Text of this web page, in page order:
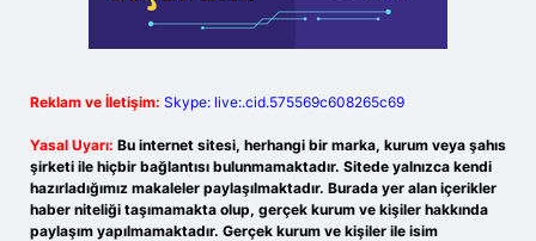
Reklam ve İletişim: Skype: live:.cid.575569c608265c69
Yasal Uyarı: Bu internet sitesi, herhangi bir marka, kurum veya şahıs
şirketi ile hiçbir bağlantısı bulunmamaktadır. Sitede yalnızca kendi
hazırladığımız makaleler paylaşılmaktadır. Burada yer alan içerikler
haber niteliği taşımamakta olup, gerçek kurum ve kişiler hakkında
paylaşım yapılmamaktadır. Gerçek kurum ve kişiler ile isim